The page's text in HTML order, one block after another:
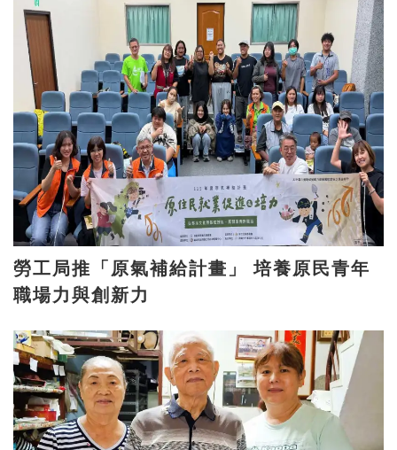
勞工局推「原氣補給計畫」 培養原民青年
職場力與創新力